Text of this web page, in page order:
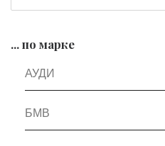
... по марке
АУДИ
БМВ